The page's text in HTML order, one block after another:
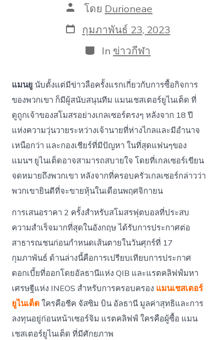
ผู้
เรื่อง
โดย Durioneae
วัน
ที่
กุมภาพันธ์ 23, 2023
หมวด
In ข่าวกีฬา
แมนยู นับตั้งแต่มีข่าวลือครั้งแรกเกี่ยวกับการซื้อกิจการ
ของพวกเขา ก็มีผู้สนับสนุนทีม แมนเชสเตอร์ยูไนเต็ด ที่
ดูถูกเจ้าของสโมสรอย่างเกลเซอร์ตรงๆ หลังจาก 18 ปี
แห่งความวุ่นวายระหว่างเจ้านายที่ห่างไกลและมีอำนาจ
เหนือกว่า และกองเชียร์ที่มีปัญหา ในที่สุดแฟนๆของ
แมนฯ ยูไนเต็ดอาจสามารถสบายใจ โดยที่เกลเซอร์เขียน
จดหมายถึงพวกเขา หลังจากที่ครอบครัวเกลเซอร์กล่าวว่า
พวกเขายินดีที่จะขายหุ้นในเดือนพฤศจิกายน
การเสนอราคา 2 ครั้งสำหรับสโมสรฟุตบอลที่ประสบ
ความสำเร็จมากที่สุดในอังกฤษ ได้รับการประกาศต่อ
สาธารณชนก่อนกำหนดเส้นตายในวันศุกร์ที่ 17
กุมภาพันธ์ ด้านล่างนี้คือการเปรียบเทียบการประกาศ
ดอกเบี้ยที่ออกโดยอัลธานีแห่ง QIB และแรตคลิฟฟ์มหา
เศรษฐีแห่ง INEOS สำหรับการครอบครอง แมนเชสเตอร์
ยูไนเต็ดใครคือชีค จัสซิม บิน อัลธานี มูลค่าสุทธิและการ
ลงทุนอยู่ก่อนหน้าเซอร์จิม แรตคลิฟฟ์ ใครคือผู้ซื้อ แมน
เชสเตอร์ยูไนเต็ด ที่มีศักยภาพ